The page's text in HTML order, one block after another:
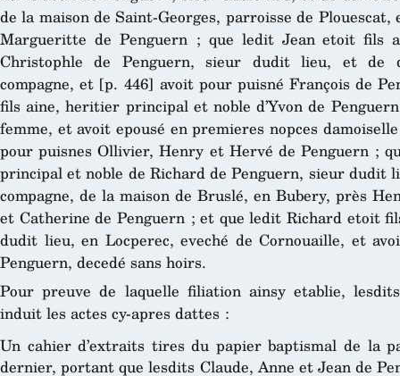
de la maison de Saint-Georges, parroisse de
Margueritte de Penguern ; que ledit Jean etoit fils
Christophle de Penguern, sieur dudit lieu, et de
compagne, et [p. 446] avoit pour puisné François de
fils aine, heritier principal et noble d’Yvon de
femme, et avoit epousé en premieres nopces
pour puisnes Ollivier, Henry et Hervé de Penguern ;
principal et noble de Richard de Penguern, sieur dudit
compagne, de la maison de Bruslé, en Bubery, près
et Catherine de Penguern ; et que ledit Richard etoit
dudit lieu, en Locperec, eveché de Cornouaille, et
Penguern, decedé sans hoirs.
Pour preuve de laquelle filiation ainsy etablie,
induit les actes cy-apres dattes :
Un cahier d’extraits tires du papier baptismal de la
dernier, portant que lesdits Claude, Anne et Jean de